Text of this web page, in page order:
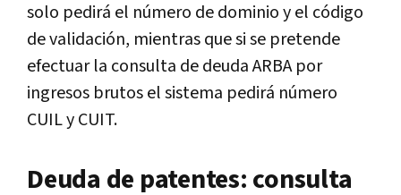
solo pedirá el número de dominio y el código
de validación, mientras que si se pretende
efectuar la consulta de deuda ARBA por
ingresos brutos el sistema pedirá número
CUIL y CUIT.
Deuda de patentes: consulta